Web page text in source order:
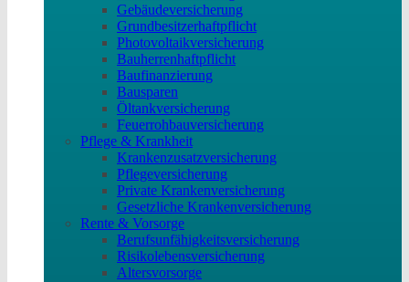
Gebäudeversicherung
Grundbesitzerhaftpflicht
Photovoltaikversicherung
Bauherrenhaftpflicht
Baufinanzierung
Bausparen
Öltankversicherung
Feuerrohbauversicherung
Pflege & Krankheit
Krankenzusatzversicherung
Pflegeversicherung
Private Krankenversicherung
Gesetzliche Krankenversicherung
Rente & Vorsorge
Berufs­unfähigkeitsversicherung
Risikolebensversicherung
Altersvorsorge